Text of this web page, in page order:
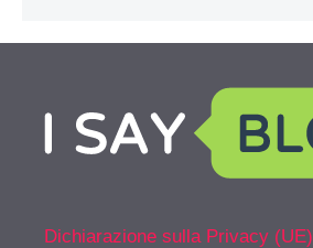
Dichiarazione sulla Privacy (UE)